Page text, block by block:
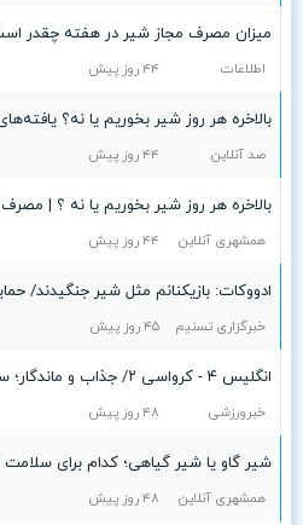
میزان مصرف مجاز شیر در هفته چقدر
اطلاعات ۴۴ روز پیش
صد آنلاین ۴۴ روز پیش
همشهری آنلاین ۴۴ روز پیش
ادووکات: بازیکنانم مثل شیر ‌جنگیدند/
خبرگزاری تسنیم ۴۵ روز پیش
خبرورزشی ۴۸ روز پیش
شیر گاو یا شیر گیاهی؛ کدام برای
همشهری آنلاین ۴۸ روز پیش